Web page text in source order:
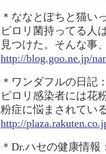
＊ななとぽちと猫い
ピロリ菌持ってる人
見つけた。そんな事
http://blog.goo.ne.jp/
＊ワンダフルの日記
ピロリ感染者には花
粉症に悩まされてい
http://
＊Dr.ハセの健康情